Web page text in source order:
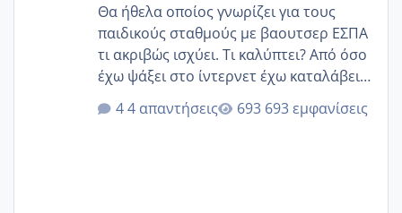
Θα ήθελα οποίος γνωρίζει για τους
παιδικούς σταθμούς με βαουτσερ ΕΣΠΑ
τι ακριβώς ισχύει. Τι καλύπτει? Από όσο
έχω ψάξει στο ίντερνετ έχω καταλάβει
ότι το βαουτσερ καλύπτει όλα τα
δίδακτρα και τα τροφεια του ιδιωτικού
4 απαντήσεις 693 εμφανίσεις